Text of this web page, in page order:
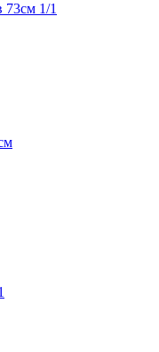
73см 1/1